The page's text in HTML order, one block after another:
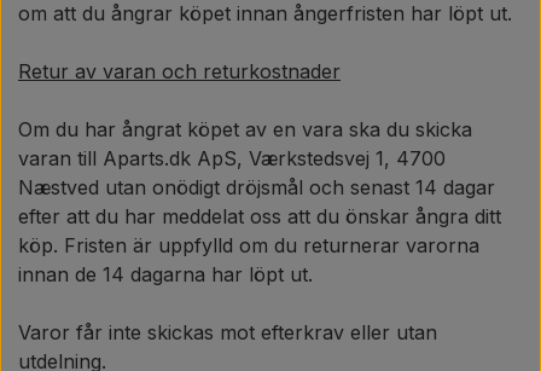
om att du ångrar köpet innan ångerfristen har löpt ut.
Retur av varan och returkostnader
Om du har ångrat köpet av en vara ska du skicka
varan till Aparts.dk ApS, Værkstedsvej 1, 4700
Næstved utan onödigt dröjsmål och senast 14 dagar
efter att du har meddelat oss att du önskar ångra ditt
köp. Fristen är uppfylld om du returnerar varorna
innan de 14 dagarna har löpt ut.
Varor får inte skickas mot efterkrav eller utan
utdelning.